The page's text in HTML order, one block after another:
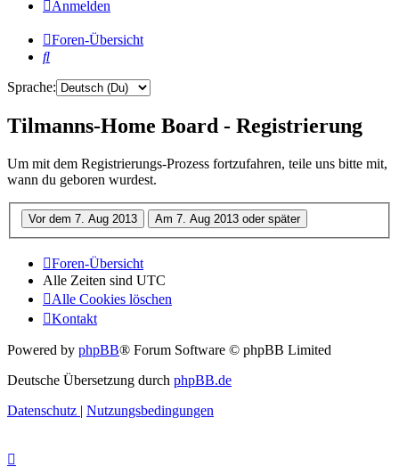
Anmelden
Foren-Übersicht
Suche
Sprache:
Tilmanns-Home Board - Registrierung
Um mit dem Registrierungs-Prozess fortzufahren, teile uns bitte mit,
wann du geboren wurdest.
Foren-Übersicht
Alle Zeiten sind UTC
Alle Cookies löschen
Kontakt
Powered by phpBB® Forum Software © phpBB Limited
Deutsche Übersetzung durch phpBB.de
Datenschutz | Nutzungsbedingungen